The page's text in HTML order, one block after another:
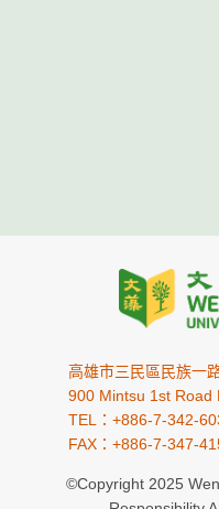
高雄市三民區民族一
900 Mintsu 1st Road
TEL：+886-7-342-
FAX：+886-7-347-
©Copyright 2025